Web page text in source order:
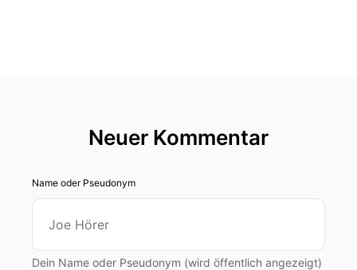
Neuer Kommentar
Name oder Pseudonym
Dein Name oder Pseudonym (wird öffentlich angezeigt)